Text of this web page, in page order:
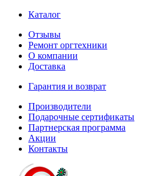
Каталог
Отзывы
Ремонт оргтехники
О компании
Доставка
Гарантия и возврат
Производители
Подарочные сертификаты
Партнерская программа
Акции
Контакты